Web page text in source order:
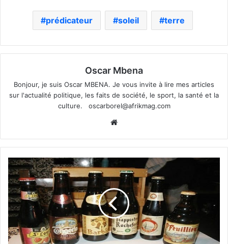
prédicateur soleil terre
Oscar Mbena
Bonjour, je suis Oscar MBENA. Je vous invite à lire mes articles
sur l'actualité politique, les faits de société, le sport, la santé et la
culture. oscarborel@afrikmag.com